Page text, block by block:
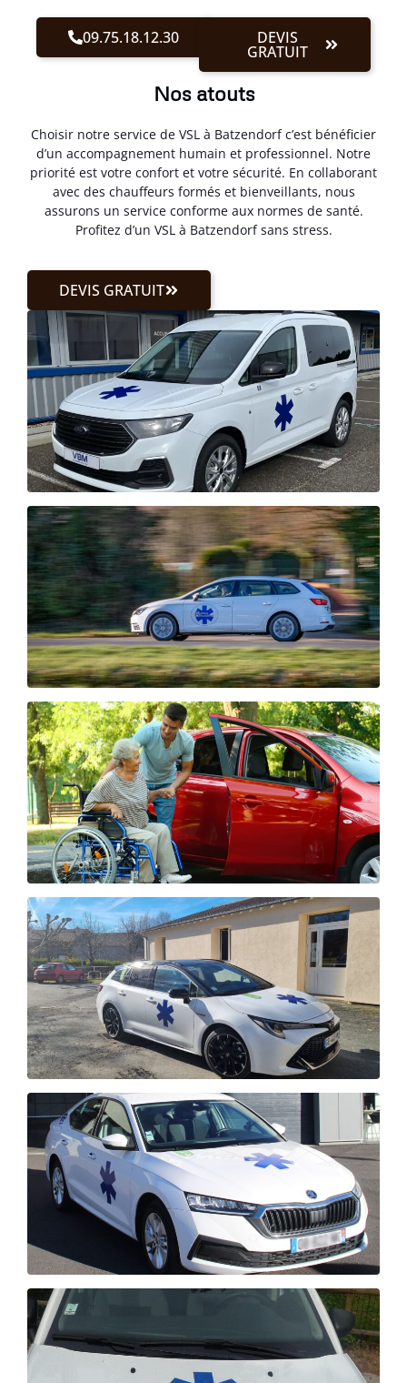
09.75.18.12.30 DEVIS
GRATUIT
Nos atouts
Choisir notre service de VSL à Batzendorf c’est bénéficier
d’un accompagnement humain et professionnel. Notre
priorité est votre confort et votre sécurité. En collaborant
avec des chauffeurs formés et bienveillants, nous
assurons un service conforme aux normes de santé.
Profitez d’un VSL à Batzendorf sans stress.
DEVIS GRATUIT